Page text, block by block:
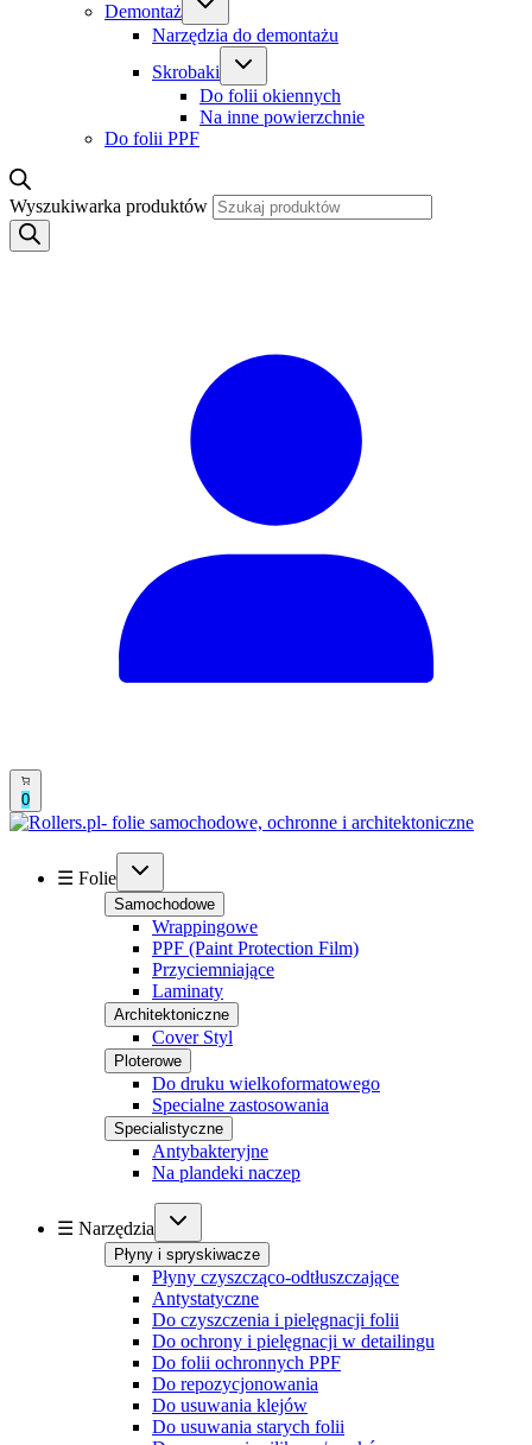
Demontaż
Narzędzia do demontażu
Skrobaki
Do folii okiennych
Na inne powierzchnie
Do folii PPF
Wyszukiwarka produktów
0
☰ Folie
Samochodowe
Wrappingowe
PPF (Paint Protection Film)
Przyciemniające
Laminaty
Architektoniczne
Cover Styl
Ploterowe
Do druku wielkoformatowego
Specialne zastosowania
Specialistyczne
Antybakteryjne
Na plandeki naczep
☰ Narzędzia
Płyny i spryskiwacze
Płyny czyszcząco-odtłuszczające
Antystatyczne
Do czyszczenia i pielęgnacji folii
Do ochrony i pielęgnacji w detailingu
Do folii ochronnych PPF
Do repozycjonowania
Do usuwania klejów
Do usuwania starych folii